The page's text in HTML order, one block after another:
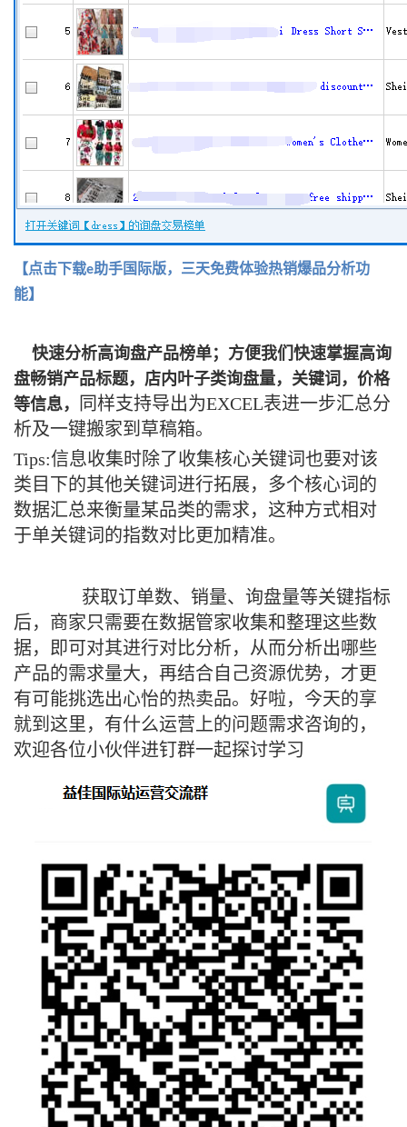
【点击下载e助手国际版，三天免费体验热销爆品分析功
能】
快速分析高询盘产品榜单；方便我们快速掌握高询
盘畅销产品标题，店内叶子类询盘量， 关键词，价格
等信息，
同样支持导出为EXCEL表进一步汇总分
析及一键搬家到草稿箱。
Tips:信息收集时除了收集核心关键词也要对该
类目下的其他关键词进行拓展，多个核心词的
数据汇总来衡量某品类的需求，这种方式相对
于单关键词的指数对比更加精准。
获取订单数、销量、询盘量等关键指标
后，商家只需要在数据管家收集和整理这些数
据，即可对其进行对比分析，从而分析出哪些
产品的需求量大，再结合自己资源优势，才更
有可能挑选出心怡的热卖品。好啦，今天的享
就到这里，有什么运营上的问题需求咨询的，
欢迎各位小伙伴进钉群一起探讨学习